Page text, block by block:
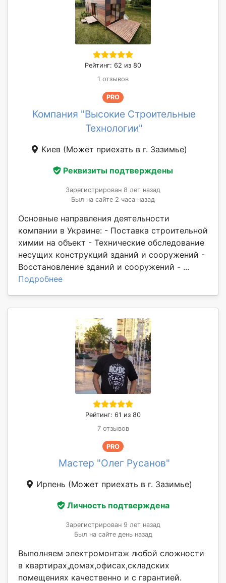
Рейтинг: 62 из 80
1 отзывов
PRO
Компания "Высокие Строительные
Технологии"
Киев (Может приехать в г. Зазимье)
Реквизиты подтверждены
Зарегистрирован 8 лет назад
Был на сайте 2 часа назад
Основные направления деятельности
компании в Украине: - Поставка строительной
химии на объект - Технические обследование
несущих конструкций зданий и сооружений -
Восстановление зданий и сооружений - ...
Подробнее
Рейтинг: 61 из 80
7 отзывов
PRO
Мастер "Олег Русанов"
Ирпень (Может приехать в г. Зазимье)
Личность подтверждена
Зарегистрирован 9 лет назад
Был на сайте день назад
Выполняем электромонтаж любой сложности
в квартирах,домах,офисах,складских
помещениях качественно и с гарантией.